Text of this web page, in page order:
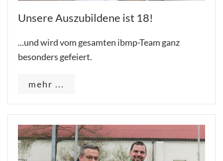
Unsere Auszubildene ist 18!
...und wird vom gesamten ibmp-Team ganz
besonders gefeiert.
mehr ...